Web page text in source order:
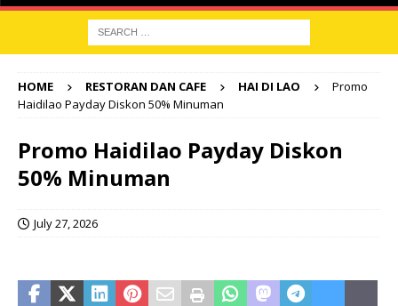
HOME RESTORAN DAN CAFE HAI DI LAO
Promo
Haidilao Payday Diskon 50% Minuman
Promo Haidilao Payday Diskon
50% Minuman
July 27, 2026